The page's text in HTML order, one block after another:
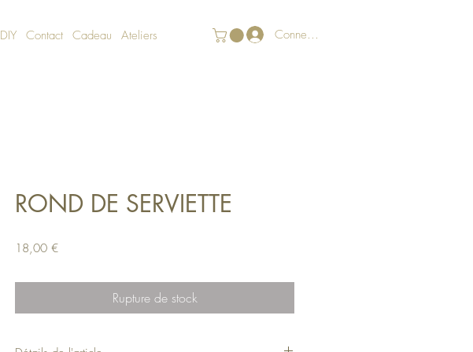
DIY Contact Cadeau Ateliers Connexion
ROND DE SERVIETTE
18,00 €Prix
Rupture de stock